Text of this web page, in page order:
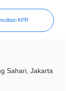
KPR
Sahari, Jakarta